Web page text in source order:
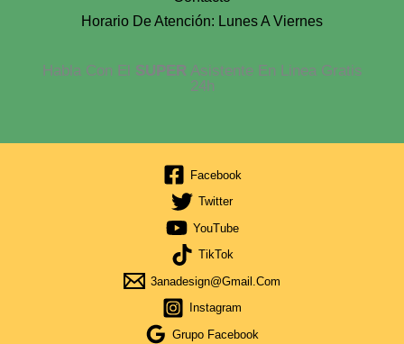
Horario De Atención: Lunes A Viernes
Habla Con El SUPERAsistente En Linea Gratis
24h
Facebook
Twitter
YouTube
TikTok
3anadesign@gmail.com
Instagram
Grupo Facebook